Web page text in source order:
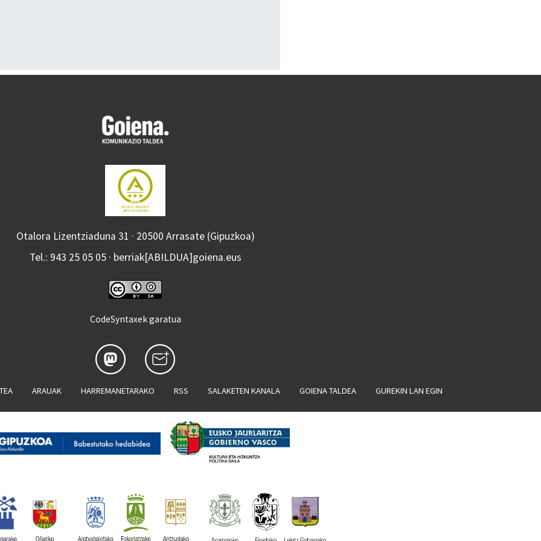
Otalora Lizentziaduna 31 · 20500 Arrasate (Gipuzkoa)
Tel.: 943 25 05 05 · berriak[ABILDUA]goiena.eus
CodeSyntaxek garatua
ARAUAK HARREMANETARAKO RSS SALAKETEN KANALA GOIENA TALDEA GUREKIN LAN EGIN